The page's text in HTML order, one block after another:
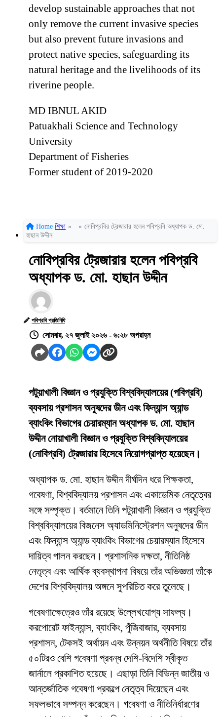
develop sustainable approaches that not
only remove the current invasive species
but also prevent future invasions and
protect native species, safeguarding its
natural heritage and the livelihoods of its
riverine people.
MD IBNUL AKID
Patuakhali Science and Technology
University
Department of Fisheries
Former student of 2019-2020
Home শিক্ষা » » নোবিপ্রবির ট্রেজারার হলেন পবিপ্রবি অধ্যাপক ড. মো.
হাছান উদ্দীন
নোবিপ্রবির ট্রেজারার হলেন পবিপ্রবি
অধ্যাপক ড. মো. হাছান উদ্দীন
পবিপ্রবি প্রতিনিধি
সোমবার, ২৭ জুলাই ২০২৬ - ৬:২৮ অপরাহ্ন
পটুয়াখালী বিজ্ঞান ও প্রযুক্তি বিশ্ববিদ্যালয়ের (পবিপ্রবি)
ব্যবসায় প্রশাসন অনুষদের ডীন এবং ফিন্যান্স অ্যান্ড
ব্যাংকিং বিভাগের চেয়ারম্যান অধ্যাপক ড. মো. হাছান
উদ্দীন নোয়াখালী বিজ্ঞান ও প্রযুক্তি বিশ্ববিদ্যালয়ের
(নোবিপ্রবি) ট্রেজারার হিসেবে নিয়োগপ্রাপ্ত হয়েছেন।
অধ্যাপক ড. মো. হাছান উদ্দীন দীর্ঘদিন ধরে শিক্ষকতা,
গবেষণা, বিশ্ববিদ্যালয় প্রশাসন এবং একাডেমিক নেতৃত্বের
সঙ্গে সম্পৃক্ত। বর্তমানে তিনি পটুয়াখালী বিজ্ঞান ও প্রযুক্তি
বিশ্ববিদ্যালয়ের বিজনেস অ্যাডমিনিস্ট্রেশন অনুষদের ডীন
এবং ফিন্যান্স অ্যান্ড ব্যাংকিং বিভাগের চেয়ারম্যান হিসেবে
দায়িত্ব পালন করছেন। প্রশাসনিক দক্ষতা, নীতিনিষ্ঠ
নেতৃত্ব এবং আর্থিক ব্যবস্থাপনা বিষয়ে তাঁর অভিজ্ঞতা তাঁকে
দেশের বিশ্ববিদ্যালয় অঙ্গনে সুপরিচিত করে তুলেছে।
গবেষণাক্ষেত্রেও তাঁর রয়েছে উল্লেখযোগ্য সাফল্য।
করপোরেট ফাইন্যান্স, ব্যাংকিং, পুঁজিবাজার, ব্যবসায়
প্রশাসন, টেকসই অর্থায়ন এবং উন্নয়ন অর্থনীতি বিষয়ে তাঁর
৫০টিরও বেশি গবেষণা প্রবন্ধ দেশি-বিদেশি স্বীকৃত
জার্নালে প্রকাশিত হয়েছে। এছাড়া তিনি বিভিন্ন জাতীয় ও
আন্তর্জাতিক গবেষণা প্রকল্পে নেতৃত্ব দিয়েছেন এবং
সফলভাবে সম্পন্ন করেছেন। গবেষণা ও নীতিনির্ধারণের